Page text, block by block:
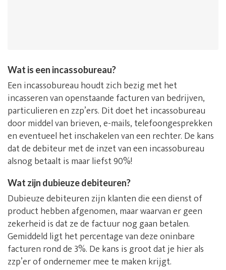
Wat is een incassobureau?
Een incassobureau houdt zich bezig met het
incasseren van openstaande facturen van bedrijven,
particulieren en zzp’ers. Dit doet het incassobureau
door middel van brieven, e-mails, telefoongesprekken
en eventueel het inschakelen van een rechter. De kans
dat de debiteur met de inzet van een incassobureau
alsnog betaalt is maar liefst 90%!
Wat zijn dubieuze debiteuren?
Dubieuze debiteuren zijn klanten die een dienst of
product hebben afgenomen, maar waarvan er geen
zekerheid is dat ze de factuur nog gaan betalen.
Gemiddeld ligt het percentage van deze oninbare
facturen rond de 3%. De kans is groot dat je hier als
zzp’er of ondernemer mee te maken krijgt.